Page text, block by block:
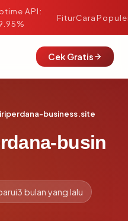
API:
FiturCara
Cek Gratis
business.site
busin
3 bulan yang lalu